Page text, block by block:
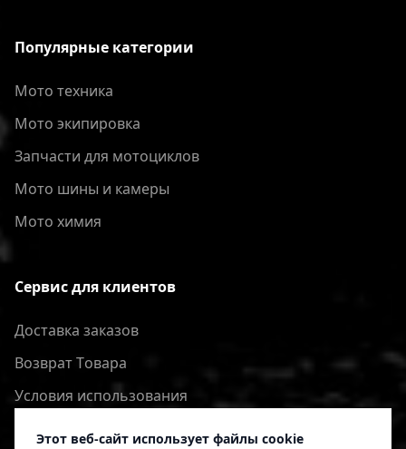
Этот веб-сайт использует файлы cookie
Популярные категории
Мото техника
Мото экипировка
Запчасти для мотоциклов
Мото шины и камеры
Мото химия
Сервис для клиентов
Доставка заказов
Bозврат Tовара
Условия использования
Политика конфиденциальности